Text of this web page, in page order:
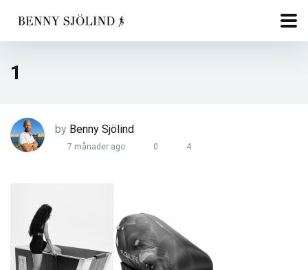
1
by Benny Sjölind
7 månader ago 0 4